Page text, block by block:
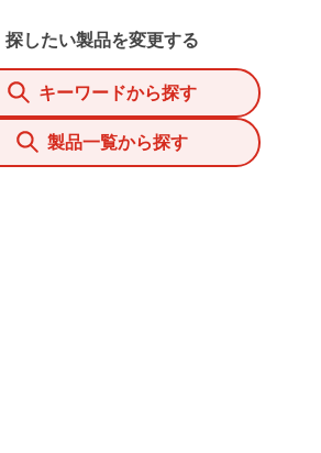
探したい製品を変更する
キーワードから探す
製品一覧から探す